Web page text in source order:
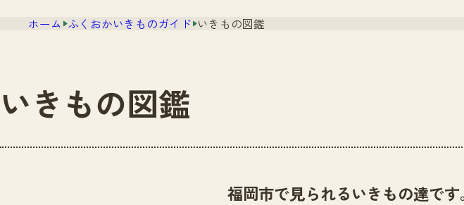
ホーム ふくおかいきものガイド いきもの図鑑
いきもの図鑑
福岡市で見られるいきもの達で